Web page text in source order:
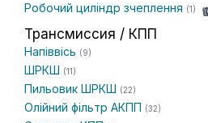
Робочий циліндр зчеплення (1)
Трансмиссия / КПП
Напіввісь (9)
ШРКШ (11)
Пильовик ШРКШ (22)
Олійний фільтр АКПП (32)